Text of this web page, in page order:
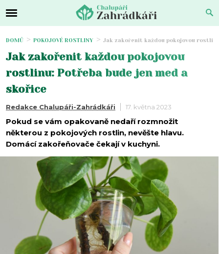
DOMŮ POKOJOVÉ ROSTLINY Jak zakořenit každou pokojovou
Jak zakořenit každou pokojovou
rostlinu: Potřeba bude jen med a
skořice
Redakce Chalupáři-Zahrádkáři 17. května 2023
Pokud se vám opakovaně nedaří rozmnožit
některou z pokojových rostlin, nevěšte hlavu.
Domácí zakořeňovače čekají v kuchyni.